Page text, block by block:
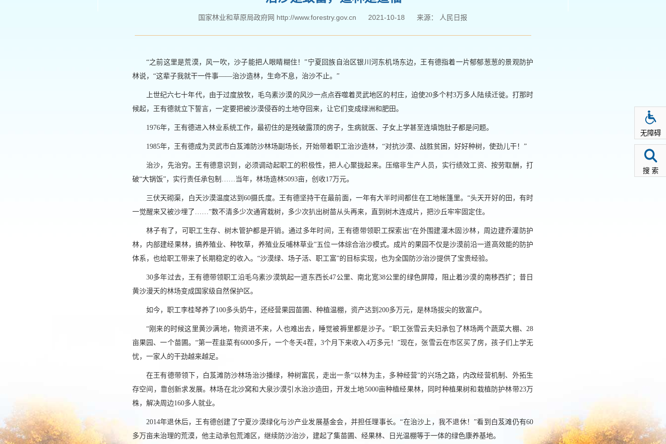
国家林业和草原局政府网 http://www.forestry.gov.cn 2021-10-18 来源： 人民日报
“之前这里是荒漠，风一吹，沙子能把人眼睛糊住！”宁夏回族自治区银川河东机场东边，王有德指着一片郁郁葱葱的景观防护
林说，“这辈子我就干一件事——治沙造林，生命不息，治沙不止。”
上世纪六七十年代，由于过度放牧，毛乌素沙漠的风沙一点点吞噬着灵武地区的村庄，迫使20多个村3万多人陆续迁徙。打那时
候起，王有德就立下誓言，一定要把被沙漠侵吞的土地夺回来，让它们变成绿洲和肥田。
1976年，王有德进入林业系统工作，最初住的是残破露顶的房子，生病就医、子女上学甚至连填饱肚子都是问题。
1985年，王有德成为灵武市白芨滩防沙林场副场长，开始带着职工治沙造林，“对抗沙漠、战胜贫困，好好种树，使劲儿干！”
治沙，先治穷。王有德意识到，必须调动起职工的积极性，把人心聚拢起来。压缩非生产人员，实行绩效工资、按劳取酬，打
破“大锅饭”，实行责任承包制……当年，林场造林5093亩，创收17万元。
三伏天砌渠，白天沙漠温度达到60摄氏度。王有德坚持干在最前面，一年有大半时间都住在工地帐篷里。“头天开好的田，有时
一觉醒来又被沙埋了……”数不清多少次通宵栽树，多少次扒出树苗从头再来，直到树木连成片，把沙丘牢牢固定住。
林子有了，可职工生存、树木管护都是开销。通过多年时间，王有德带领职工探索出“在外围建灌木固沙林，周边建乔灌防护
林，内部建经果林，搞养殖业、种牧草，养殖业反哺林草业”五位一体综合治沙模式。成片的果园不仅是沙漠前沿一道高效能的防护
体系，也给职工带来了长期稳定的收入。“沙漠绿、场子活、职工富”的目标实现，也为全国防沙治沙提供了宝贵经验。
30多年过去，王有德带领职工沿毛乌素沙漠筑起一道东西长47公里、南北宽38公里的绿色屏障，阻止着沙漠的南移西扩；昔日
黄沙漫天的林场变成国家级自然保护区。
如今，职工李桂琴养了100多头奶牛，还经营果园苗圃、种植温棚，资产达到200多万元，是林场拔尖的致富户。
“刚来的时候这里黄沙满地，物资进不来，人也难出去，睡觉被褥里都是沙子。”职工张雪云夫妇承包了林场两个蔬菜大棚、28
亩果园、一个苗圃。“第一茬韭菜有6000多斤，一个冬天4茬，3个月下来收入4万多元！”现在，张雪云在市区买了房，孩子们上学无
忧，一家人的干劲越来越足。
在王有德带领下，白芨滩防沙林场治沙播绿，种树富民，走出一条“以林为主，多种经营”的兴场之路，内改经营机制、外拓生
存空间，靠创新求发展。林场在北沙窝和大泉沙漠引水治沙造田，开发土地5000亩种植经果林，同时种植果树和栽植防护林带23万
株，解决周边160多人就业。
2014年退休后，王有德创建了宁夏沙漠绿化与沙产业发展基金会，并担任理事长。“在治沙上，我不退休！”看到白芨滩仍有60
多万亩未治理的荒漠，他主动承包荒滩区，继续防沙治沙，建起了集苗圃、经果林、日光温棚等于一体的绿色康养基地。
无障碍
搜 索